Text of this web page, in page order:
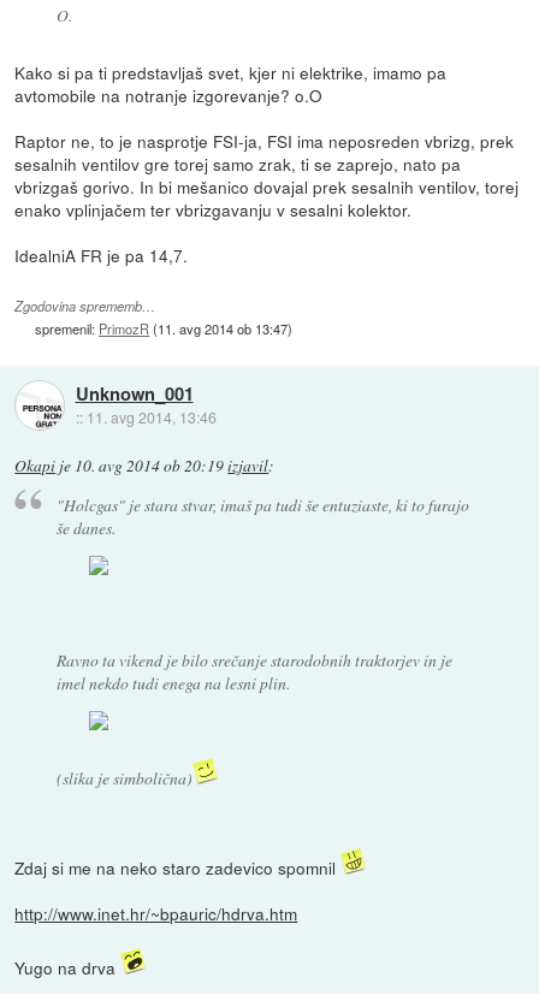
O.
Kako si pa ti predstavljaš svet, kjer ni elektrike, imamo pa
avtomobile na notranje izgorevanje? o.O
Raptor ne, to je nasprotje FSI-ja, FSI ima neposreden vbrizg, prek
sesalnih ventilov gre torej samo zrak, ti se zaprejo, nato pa
vbrizgaš gorivo. In bi mešanico dovajal prek sesalnih ventilov, torej
enako vplinjačem ter vbrizgavanju v sesalni kolektor.
IdealniA FR je pa 14,7.
Zgodovina sprememb…
spremenil: PrimozR (11. avg 2014 ob 13:47)
Unknown_001
:: 11. avg 2014, 13:46
Okapi je 10. avg 2014 ob 20:19izjavil:
"Holcgas" je stara stvar, imaš pa tudi še entuziaste, ki to furajo
še danes.
Ravno ta vikend je bilo srečanje starodobnih traktorjev in je
imel nekdo tudi enega na lesni plin.
(slika je simbolična)
Zdaj si me na neko staro zadevico spomnil
http://www.inet.hr/~bpauric/hdrva.htm
Yugo na drva